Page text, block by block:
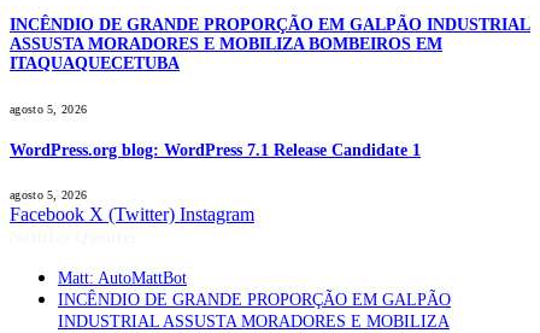
INCÊNDIO DE GRANDE PROPORÇÃO EM GALPÃO INDUSTRIAL
ASSUSTA MORADORES E MOBILIZA BOMBEIROS EM
ITAQUAQUECETUBA
agosto 5, 2026
WordPress.org blog: WordPress 7.1 Release Candidate 1
agosto 5, 2026
Facebook X (Twitter) Instagram
Matt: AutoMattBot
INCÊNDIO DE GRANDE PROPORÇÃO EM GALPÃO
INDUSTRIAL ASSUSTA MORADORES E MOBILIZA